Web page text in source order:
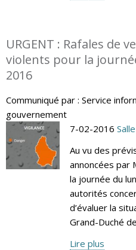
URGENT : Rafales de
violents pour la
2016
Communiqué par : Service
gouvernement
7-02-2016
Au vu des
annoncées par
la journée du
autorités
d’évaluer la
Grand-Duché
Lire plus